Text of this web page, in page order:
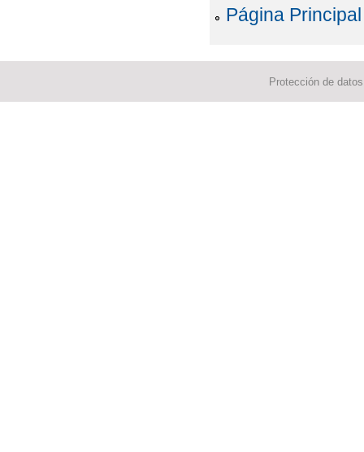
Página Principal
Protección de datos